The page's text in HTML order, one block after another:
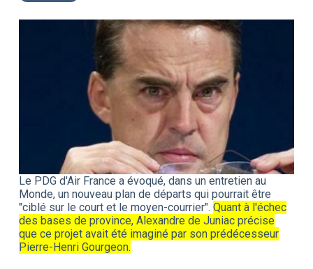
Le PDG d'Air France a évoqué, dans un entretien au
Monde, un nouveau plan de départs qui pourrait être
"ciblé sur le court et le moyen-courrier". Quant à l'échec
des bases de province, Alexandre de Juniac précise
que ce projet avait été imaginé par son prédécesseur
Pierre-Henri Gourgeon.